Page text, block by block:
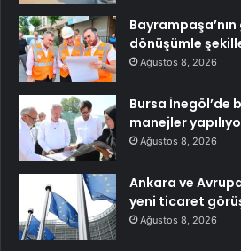
dönüşümle
Ağustos 8, 2026
Bursa İnegöl’de
manejler
Ağustos 8, 2026
Ankara ve
yeni ticaret
Ağustos 8, 2026